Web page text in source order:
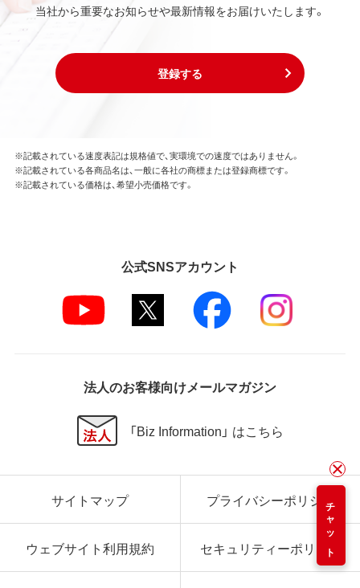
当社から重要なお知らせや最新情報をお届けいたします。
登録する
チャット
※記載されている速度表記は規格値で、実環境での速度ではありません。
※記載されている各商品名は、一般に各社の商標または登録商標です。
※記載されている価格は、希望小売価格です。
公式SNSアカウント
法人のお客様向けメールマガジン
「Biz Information」 はこちら
サイトマップ プライバシーポリシー
ウェブサイト利用規約 セキュリティーポリシー